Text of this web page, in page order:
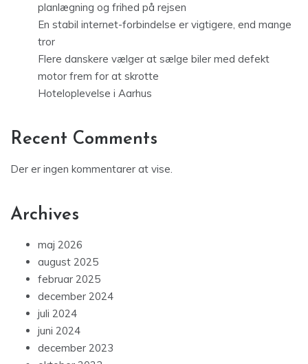
planlægning og frihed på rejsen
En stabil internet-forbindelse er vigtigere, end mange
tror
Flere danskere vælger at sælge biler med defekt
motor frem for at skrotte
Hoteloplevelse i Aarhus
Recent Comments
Der er ingen kommentarer at vise.
Archives
maj 2026
august 2025
februar 2025
december 2024
juli 2024
juni 2024
december 2023